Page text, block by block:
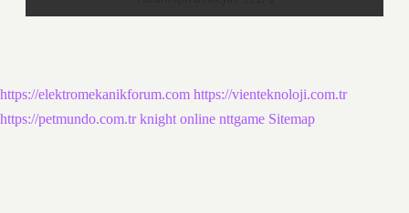
https://elektromekanikforum.com https://vienteknoloji.com.tr
https://petmundo.com.tr knight online nttgame Sitemap